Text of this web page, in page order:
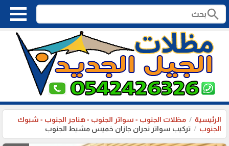
search
الرئيسية
مظلات الجنوب - سواتر الجنوب - هناجر الجنوب - شبوك
الجنوب
تركيب سواتر نجران جازان خميس مشيط الجنوب